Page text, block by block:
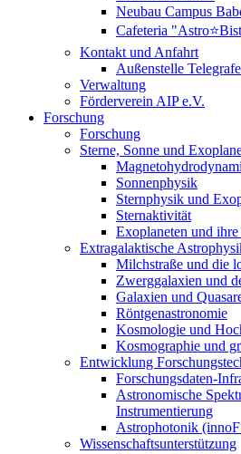
Neubau Campus
Cafeteria
Kontakt und Anfahrt
Außenstelle
Verwaltung
Förderverein AIP e.V.
Forschung
Forschung
Sterne, Sonne und
Sonnenphysik
Sternphysik und
Sternaktivität
Exoplaneten und
Extragalaktische
Milchstraße und die
Zwerggalaxien und
Galaxien und
Röntgenastronomie
Kosmologie und
Kosmographie und
Entwicklung
Forschungsdaten-
Astronomische
Instrumentierung
Astrophotonik
Wissenschaftsunterstützung